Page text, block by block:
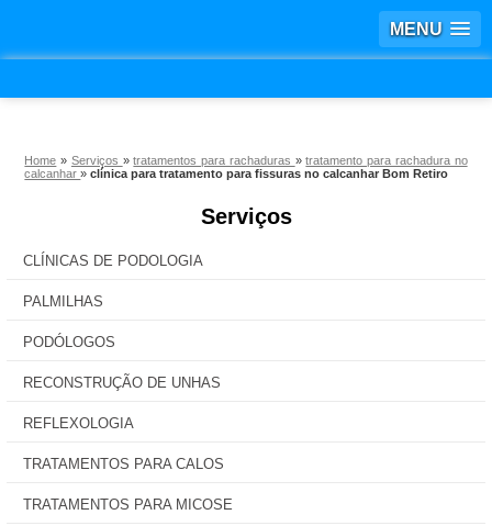
MENU
Home » Serviços »tratamentos para rachaduras »tratamento para rachadura no
calcanhar»clínica para tratamento para fissuras no calcanhar Bom Retiro
Serviços
CLÍNICAS DE PODOLOGIA
PALMILHAS
PODÓLOGOS
RECONSTRUÇÃO DE UNHAS
REFLEXOLOGIA
TRATAMENTOS PARA CALOS
TRATAMENTOS PARA MICOSE